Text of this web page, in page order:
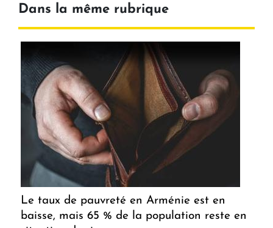
Dans la même rubrique
Le taux de pauvreté en Arménie est en
baisse, mais 65 % de la population reste en